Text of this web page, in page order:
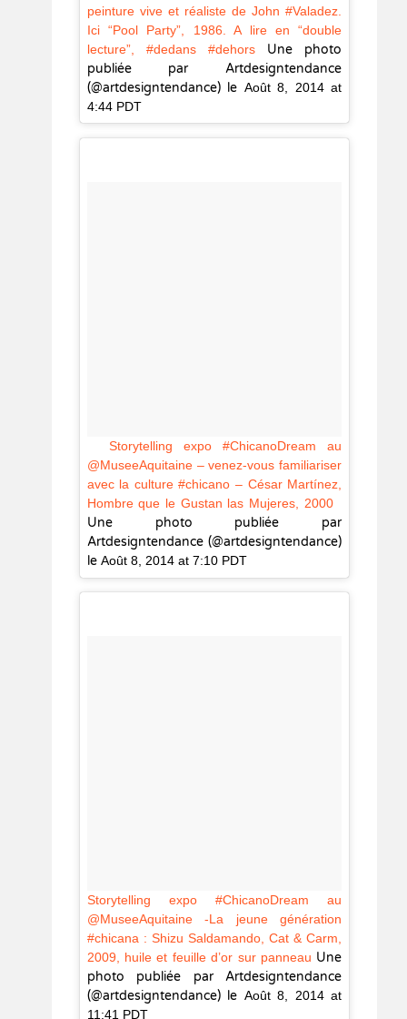
peinture vive et réaliste de John #Valadez.
Ici “Pool Party”, 1986. A lire en “double
lecture”, #dedans #dehors Une photo
publiée par Artdesigntendance
(@artdesigntendance) le Août 8, 2014 at
4:44 PDT
Storytelling expo #ChicanoDream au
@MuseeAquitaine – venez-vous familiariser
avec la culture #chicano – César Martínez,
Hombre que le Gustan las Mujeres, 2000
Une photo publiée par
Artdesigntendance (@artdesigntendance)
le Août 8, 2014 at 7:10 PDT
Storytelling expo #ChicanoDream au
@MuseeAquitaine -La jeune génération
#chicana : Shizu Saldamando, Cat & Carm,
2009, huile et feuille d’or sur panneau Une
photo publiée par Artdesigntendance
(@artdesigntendance) le Août 8, 2014 at
11:41 PDT